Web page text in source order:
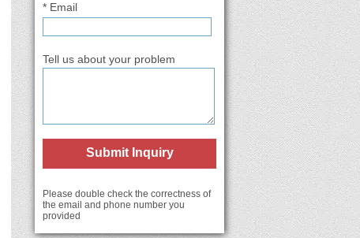
* Email
Tell us about your problem
Submit Inquiry
Please double check the correctness of
the email and phone number you
provided